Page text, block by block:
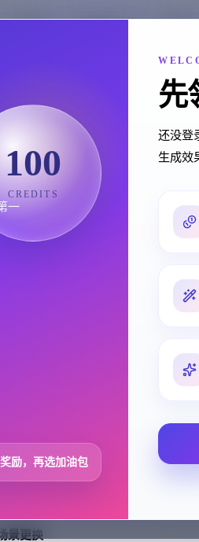
全部功能
力总览页，适合在明确需求后快速
模特图 商品图 AI修复
装提取
从模特图中提取单独的服装单品
景更换
一
100
CREDITS
励，再选加油包
先
还没登
生成效